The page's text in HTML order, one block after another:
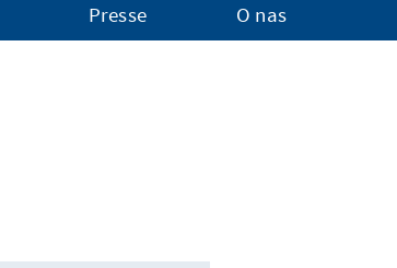
Presse O nas